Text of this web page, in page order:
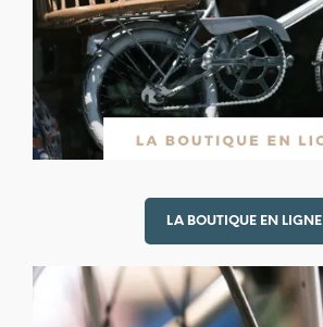
LA BOUTIQUE EN LIGNE